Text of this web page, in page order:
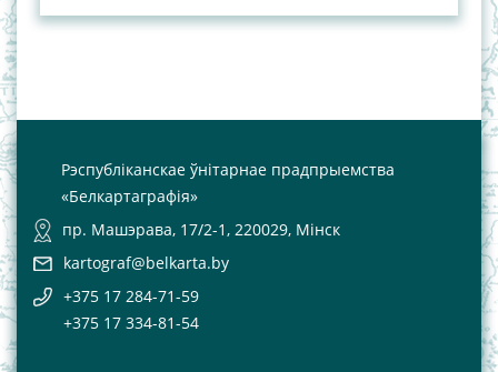
Рэспубліканскае ўнітарнае прадпрыемства
«Белкартаграфія»
пр. Машэрава, 17/2-1, 220029, Мінск
kartograf@belkarta.by
+375 17 284-71-59
+375 17 334-81-54